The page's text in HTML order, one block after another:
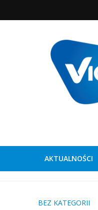
AKTUALNOŚCI
BEZ KATEGORII